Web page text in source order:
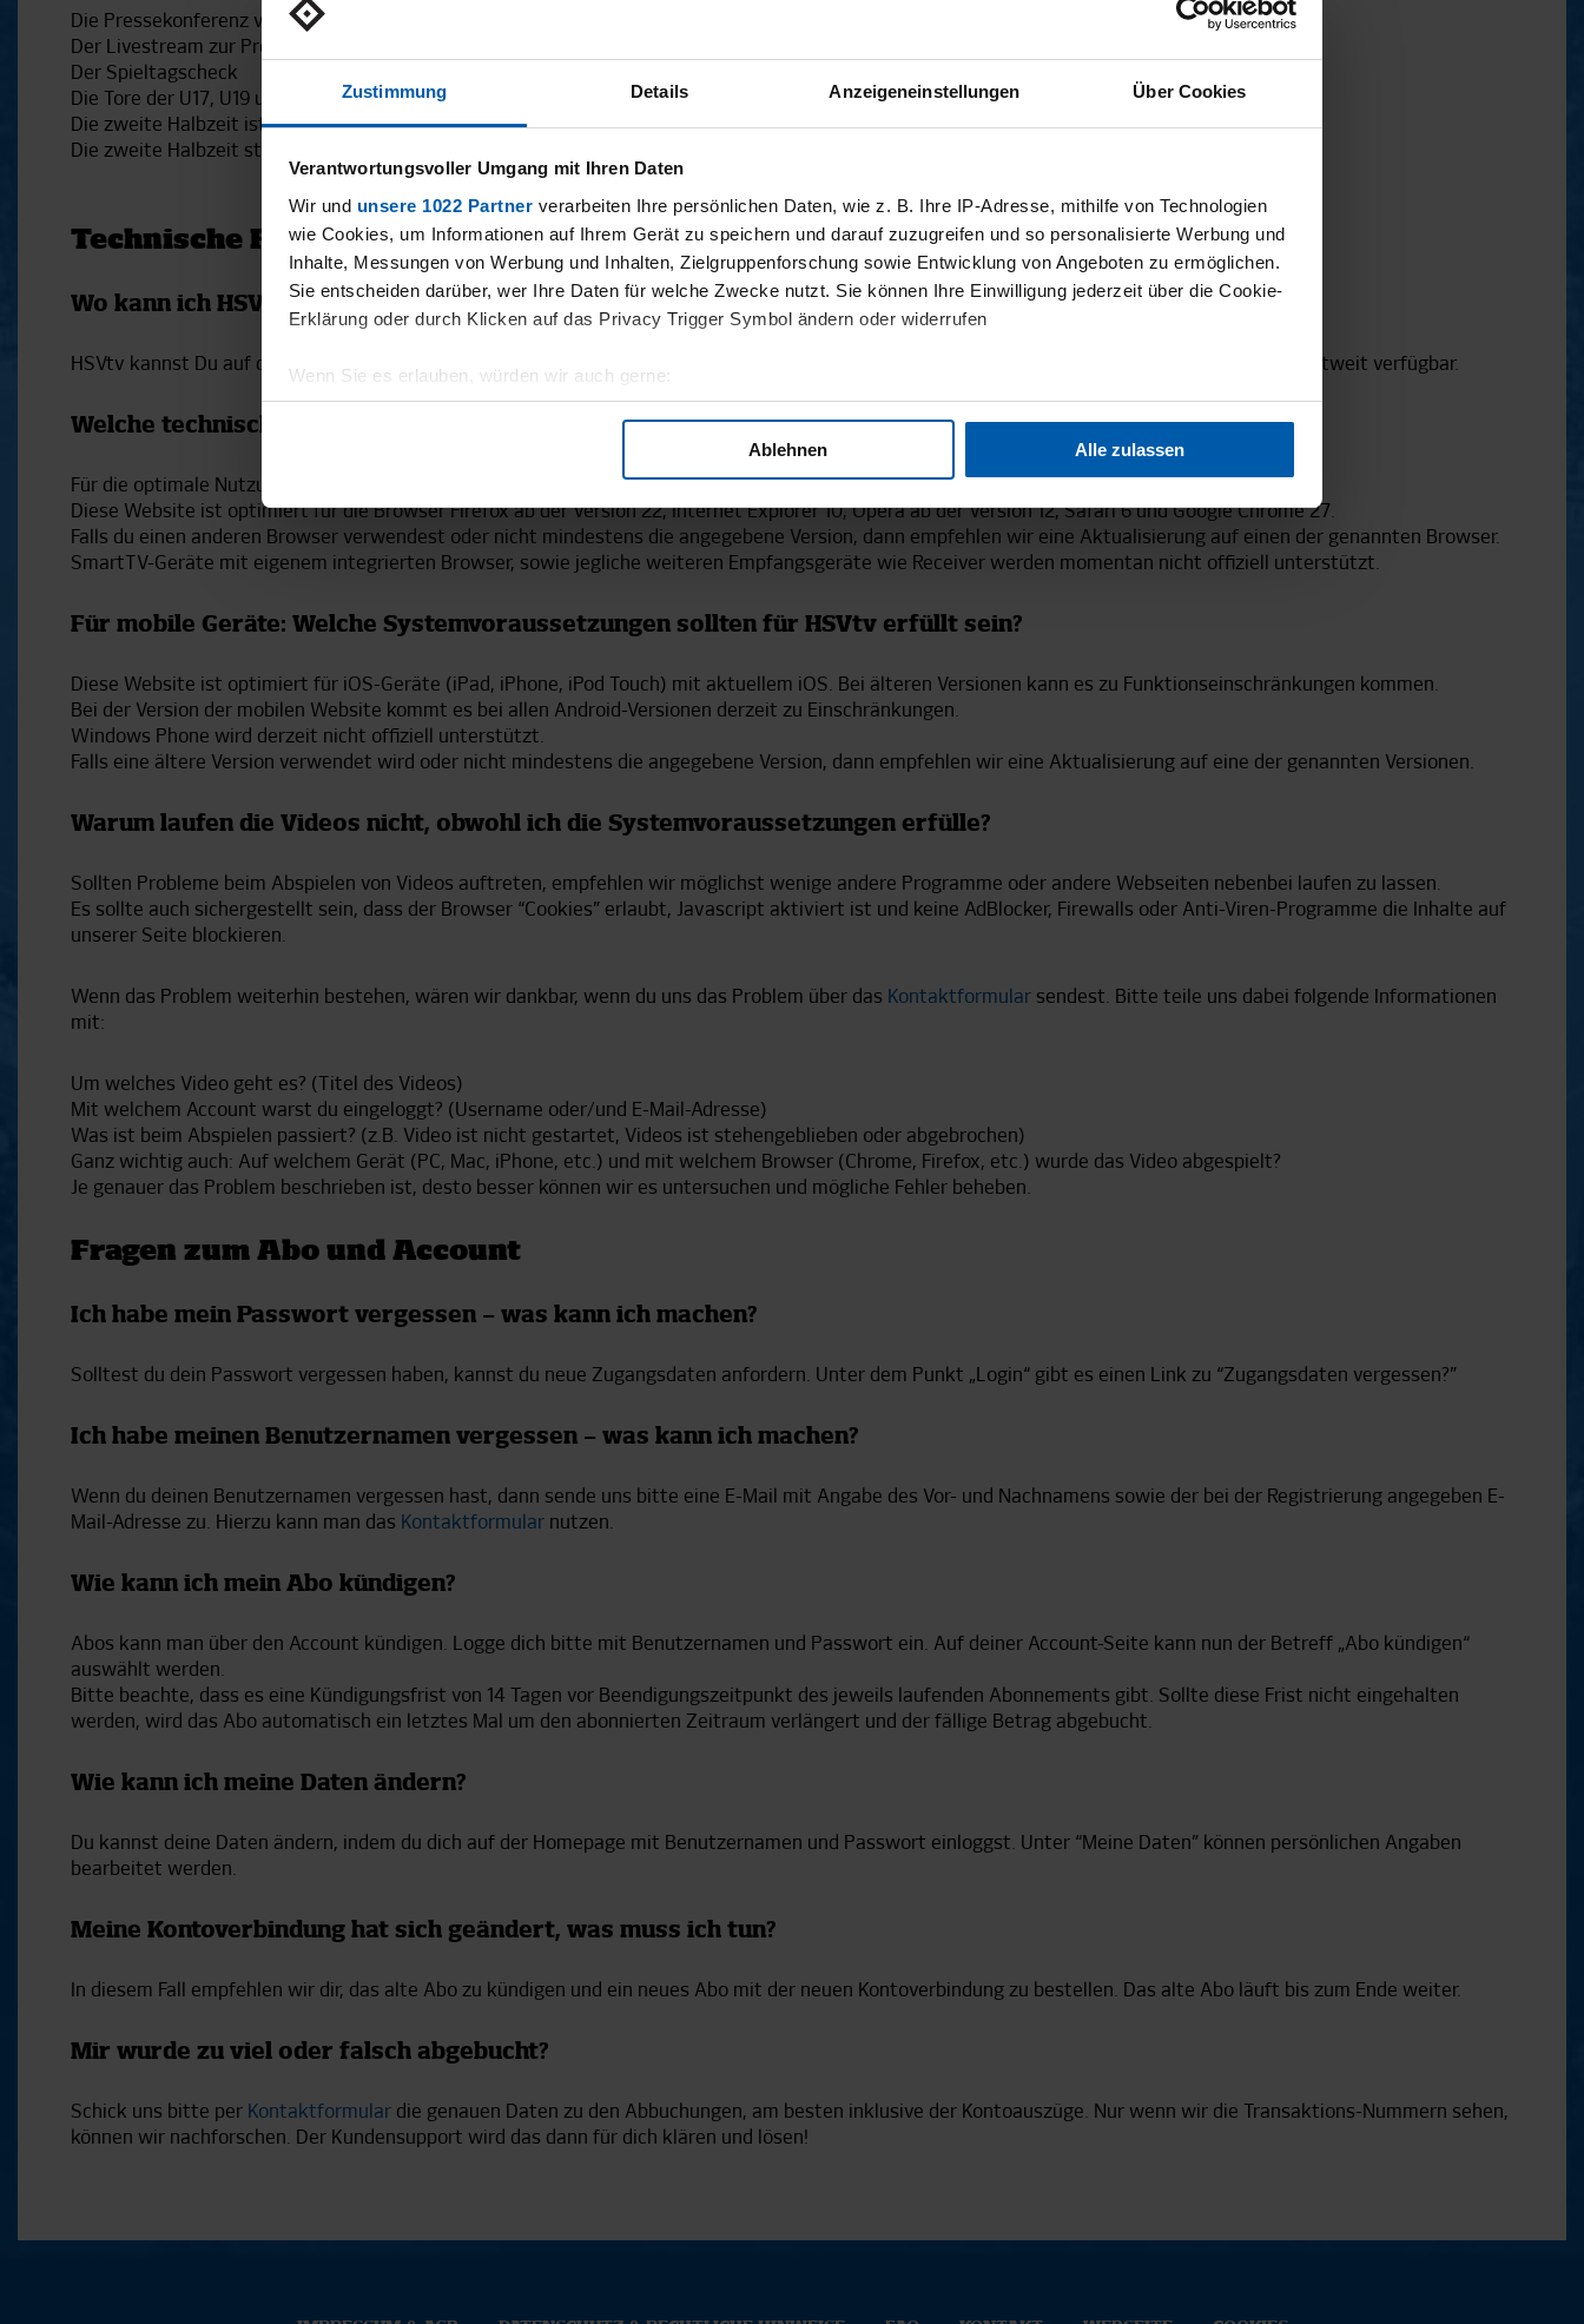
Zustimmung Details Anzeigeneinstellungen Über Cookies
Verantwortungsvoller Umgang mit Ihren Daten
Wir und unsere 1022 Partner verarbeiten Ihre persönlichen Daten, wie z. B. Ihre IP-Adresse, mithilfe von Technologien
wie Cookies, um Informationen auf Ihrem Gerät zu speichern und darauf zuzugreifen und so personalisierte Werbung und
Inhalte, Messungen von Werbung und Inhalten, Zielgruppenforschung sowie Entwicklung von Angeboten zu ermöglichen.
Sie entscheiden darüber, wer Ihre Daten für welche Zwecke nutzt. Sie können Ihre Einwilligung jederzeit über die Cookie-
Erklärung oder durch Klicken auf das Privacy Trigger Symbol ändern oder widerrufen
Wenn Sie es erlauben, würden wir auch gerne:
Informationen über Ihre geografische Lage erfassen, welche bis auf einige Meter genau sein können
Wir verwenden Cookies, um Inhalte und Anzeigen zu personalisieren, Funktionen für soziale Medien anbieten zu können
Website an unsere Partner für soziale Medien, Werbung und Analysen weiter. Unsere Partner führen diese Informationen
möglicherweise mit weiteren Daten zusammen, die Sie ihnen bereitgestellt haben oder die sie im Rahmen Ihrer Nutzung
Ablehnen Alle zulassen
Die Pressekonferenz vor und nach dem Spiel
Der Livestream zur Pressekonferenz vor dem Spiel
Der Spieltagscheck
Die Tore der U17, U19 und U21
Die zweite Halbzeit ist nicht verfügbar, woran kann das liegen?
Die zweite Halbzeit steht erst 45 Minuten nach Abpfiff zur Verfügung.
Technische Fragen
Wo kann ich HSVtv nutzen? Auf welchen Geräten kann ich HSVtv gucken?
HSVtv kannst Du auf deinem PC, Laptop oder mobilen Endgerät (Smartphone, Tablets etc.) nutzen. Unsere Videos sind nahezu in jedem Land weltweit verfügbar.
Welche technischen Voraussetzungen brauche ich?
Für die optimale Nutzung dieser Website solltest du alle Cookies aktivieren und zulassen.
Diese Website ist optimiert für die Browser Firefox ab der Version 22, Internet Explorer 10, Opera ab der Version 12, Safari 6 und Google Chrome 27.
Falls du einen anderen Browser verwendest oder nicht mindestens die angegebene Version, dann empfehlen wir eine Aktualisierung auf einen der genannten Browser.
SmartTV-Geräte mit eigenem integrierten Browser, sowie jegliche weiteren Empfangsgeräte wie Receiver werden momentan nicht offiziell unterstützt.
Für mobile Geräte: Welche Systemvoraussetzungen sollten für HSVtv erfüllt sein?
Diese Website ist optimiert für iOS-Geräte (iPad, iPhone, iPod Touch) mit aktuellem iOS. Bei älteren Versionen kann es zu Funktionseinschränkungen kommen.
Bei der Version der mobilen Website kommt es bei allen Android-Versionen derzeit zu Einschränkungen.
Windows Phone wird derzeit nicht offiziell unterstützt.
Falls eine ältere Version verwendet wird oder nicht mindestens die angegebene Version, dann empfehlen wir eine Aktualisierung auf eine der genannten Versionen.
Warum laufen die Videos nicht, obwohl ich die Systemvoraussetzungen erfülle?
Sollten Probleme beim Abspielen von Videos auftreten, empfehlen wir möglichst wenige andere Programme oder andere Webseiten nebenbei laufen zu lassen.
Es sollte auch sichergestellt sein, dass der Browser “Cookies” erlaubt, Javascript aktiviert ist und keine AdBlocker, Firewalls oder Anti-Viren-Programme die Inhalte auf
unserer Seite blockieren.
Wenn das Problem weiterhin bestehen, wären wir dankbar, wenn du uns das Problem über das Kontaktformular sendest. Bitte teile uns dabei folgende Informationen
mit:
Um welches Video geht es? (Titel des Videos)
Mit welchem Account warst du eingeloggt? (Username oder/und E-Mail-Adresse)
Was ist beim Abspielen passiert? (z.B. Video ist nicht gestartet, Videos ist stehengeblieben oder abgebrochen)
Ganz wichtig auch: Auf welchem Gerät (PC, Mac, iPhone, etc.) und mit welchem Browser (Chrome, Firefox, etc.) wurde das Video abgespielt?
Je genauer das Problem beschrieben ist, desto besser können wir es untersuchen und mögliche Fehler beheben.
Fragen zum Abo und Account
Ich habe mein Passwort vergessen – was kann ich machen?
Solltest du dein Passwort vergessen haben, kannst du neue Zugangsdaten anfordern. Unter dem Punkt „Login“ gibt es einen Link zu “Zugangsdaten vergessen?”
Ich habe meinen Benutzernamen vergessen – was kann ich machen?
Wenn du deinen Benutzernamen vergessen hast, dann sende uns bitte eine E-Mail mit Angabe des Vor- und Nachnamens sowie der bei der Registrierung angegeben E-
Mail-Adresse zu. Hierzu kann man das Kontaktformular nutzen.
Wie kann ich mein Abo kündigen?
Abos kann man über den Account kündigen. Logge dich bitte mit Benutzernamen und Passwort ein. Auf deiner Account-Seite kann nun der Betreff „Abo kündigen“
auswählt werden.
Bitte beachte, dass es eine Kündigungsfrist von 14 Tagen vor Beendigungszeitpunkt des jeweils laufenden Abonnements gibt. Sollte diese Frist nicht eingehalten
werden, wird das Abo automatisch ein letztes Mal um den abonnierten Zeitraum verlängert und der fällige Betrag abgebucht.
Wie kann ich meine Daten ändern?
Du kannst deine Daten ändern, indem du dich auf der Homepage mit Benutzernamen und Passwort einloggst. Unter “Meine Daten” können persönlichen Angaben
bearbeitet werden.
Meine Kontoverbindung hat sich geändert, was muss ich tun?
In diesem Fall empfehlen wir dir, das alte Abo zu kündigen und ein neues Abo mit der neuen Kontoverbindung zu bestellen. Das alte Abo läuft bis zum Ende weiter.
Mir wurde zu viel oder falsch abgebucht?
Schick uns bitte per Kontaktformular die genauen Daten zu den Abbuchungen, am besten inklusive der Kontoauszüge. Nur wenn wir die Transaktions-Nummern sehen,
können wir nachforschen. Der Kundensupport wird das dann für dich klären und lösen!